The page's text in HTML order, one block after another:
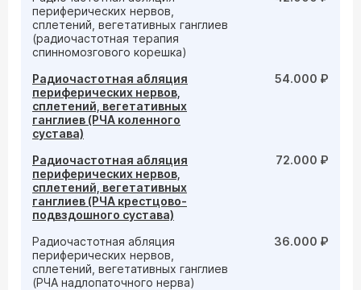
периферических нервов,
сплетений, вегетативных ганглиев
(радиочастотная терапия
спинномозгового корешка)
Радиочастотная абляция
периферических нервов,
сплетений, вегетативных
ганглиев (РЧА коленного
сустава)
54.000 ₽
Радиочастотная абляция
периферических нервов,
сплетений, вегетативных
ганглиев (РЧА крестцово-
подвздошного сустава)
72.000 ₽
Радиочастотная абляция
периферических нервов,
сплетений, вегетативных ганглиев
(РЧА надлопаточного нерва)
36.000 ₽